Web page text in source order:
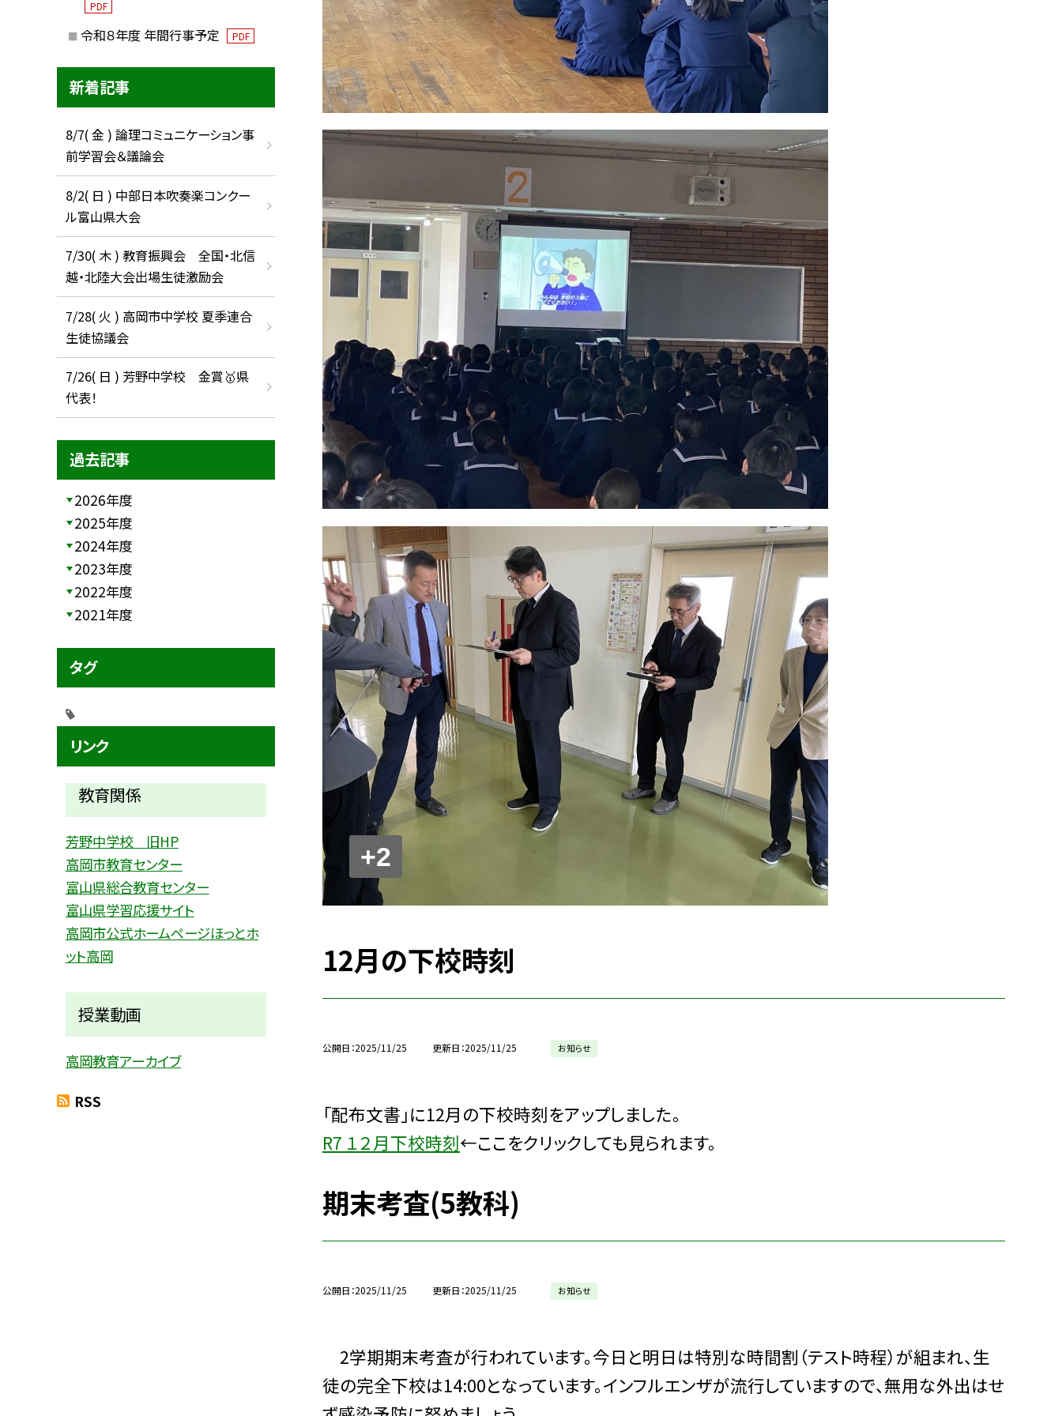
+2
12月の下校時刻
公開日 2025/11/25 更新日 2025/11/25 お知らせ
「配布文書」に12月の下校時刻をアップしました。
R7 １２月下校時刻←ここをクリックしても見られます。
期末考査(5教科)
公開日 2025/11/25 更新日 2025/11/25 お知らせ
2学期期末考査が行われています。今日と明日は特別な時間割（テスト時程）が組まれ、生
徒の完全下校は14:00となっています。インフルエンザが流行していますので、無用な外出はせ
PDF
令和８年度 年間行事予定 PDF
新着記事
8/7( 金 ) 論理コミュニケーション事
前学習会＆議論会
8/2( 日 ) 中部日本吹奏楽コンクー
ル富山県大会
7/30( 木 ) 教育振興会 全国・北信
越・北陸大会出場生徒激励会
7/28( 火 ) 高岡市中学校 夏季連合
生徒協議会
7/26( 日 ) 芳野中学校 金賞🥇県
代表！
過去記事
2026年度
2025年度
2024年度
2023年度
2022年度
2021年度
タグ
リンク
教育関係
芳野中学校 旧HP
高岡市教育センター
富山県総合教育センター
富山県学習応援サイト
高岡市公式ホームページほっとホ
ット高岡
授業動画
高岡教育アーカイブ
RSS